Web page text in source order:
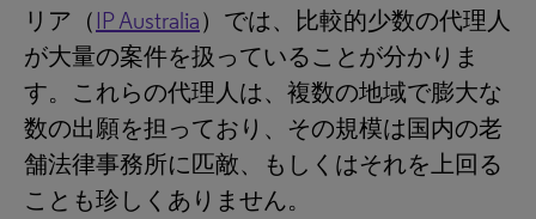
リア（ IP Australia）では、比較的少数の代理人
が大量の案件を扱っていることが分かりま
す。これらの代理人は、複数の地域で膨大な
数の出願を担っており、その規模は国内の老
舗法律事務所に匹敵、もしくはそれを上回る
ことも珍しくありません。